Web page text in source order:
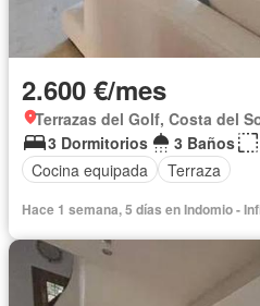
2.600 €/mes
Terrazas del Golf, Costa del
3 Dormitorios
3 Baños
Cocina equipada
Terraza
Hace 1 semana, 5 días en Indomio -